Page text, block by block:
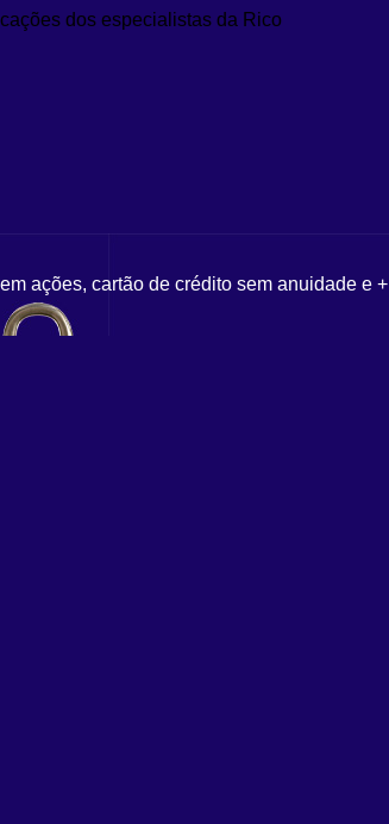
dos especialistas da Rico
ações, cartão de crédito sem anuidade e +